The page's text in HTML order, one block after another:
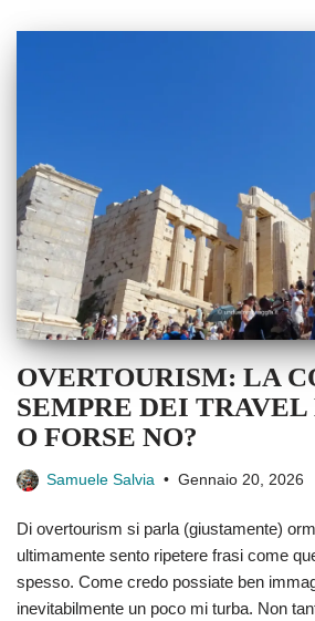
OVERTOURISM: LA
SEMPRE DEI TRAVEL
O FORSE NO?
Samuele Salvia Gennaio 20, 2026
Di overtourism si parla (giustamente)
ultimamente sento ripetere frasi come
spesso. Come credo possiate ben
inevitabilmente un poco mi turba. Non